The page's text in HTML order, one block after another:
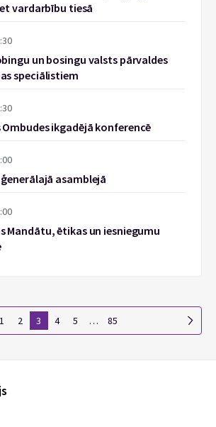
vardarbību tiesā
un bosingu valsts pārvaldes
speciālistiem
Ombudes ikgadējā konferencē
ģenerālajā asamblejā
Mandātu, ētikas un iesniegumu
1 2 3 4 5 … 85